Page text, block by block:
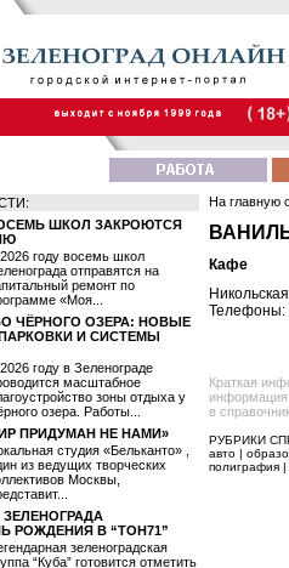
ШКОЛ ЗАКРОЮТСЯ
году восемь школ
отправятся на
ремонт по
«Моя...
ЧЁРНОГО ОЗЕРА: НОВЫЕ
И СИСТЕМЫ
году в Зеленограде
масштабное
зоны отдыха у
озера. Работы...
ПРИДУМАН НЕ НАМИ»
студия «Бельканто» ,
из ведущих творческих
Москвы,
ЗЕЛЕНОГРАДА
РОЖДЕНИЯ В “ТОН71”
зеленоградская
“Куба” готовится отметить
На главную
Кафе
Телефоны:
Краткая
информация
в
РУБРИКИ
авто
полиграфия